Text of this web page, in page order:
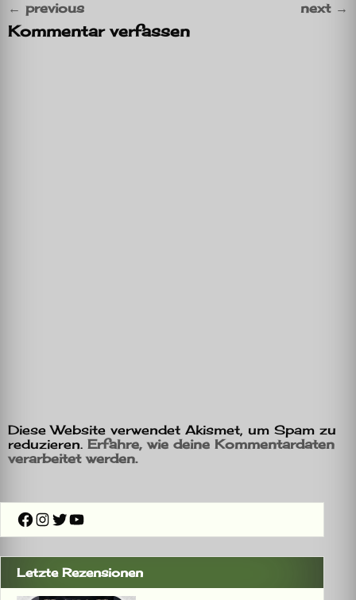
← previous next →
Kommentar verfassen
Diese Website verwendet Akismet, um Spam zu
reduzieren. Erfahre, wie deine Kommentardaten
verarbeitet werden.
Facebook
Instagram
Twitter
YouTube
Letzte Rezensionen